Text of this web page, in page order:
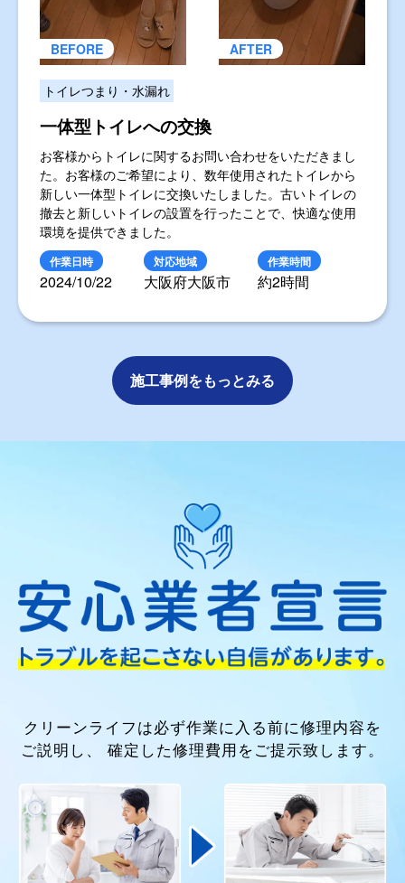
トイレつまり・水漏れ
一体型トイレへの交換
お客様からトイレに関するお問い合わせをいただきまし
た。お客様のご希望により、数年使用されたトイレから
新しい一体型トイレに交換いたしました。古いトイレの
撤去と新しいトイレの設置を行ったことで、快適な使用
環境を提供できました。
作業日時
2024/10/22
対応地域
大阪府大阪市
作業時間
約2時間
施工事例をもっとみる
クリーンライフは必ず作業に入る前に修理内容を
ご説明し、
確定した修理費用をご提示致します。